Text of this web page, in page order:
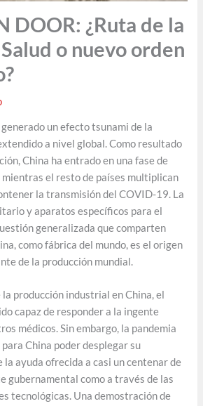
DOOR: ¿Ruta de la
o nuevo orden
un efecto tsunami de la
a nivel global. Como resultado
China ha entrado en una fase de
el resto de países multiplican
la transmisión del COVID-19. La
y aparatos específicos para el
generalizada que comparten
como fábrica del mundo, es el origen
de la producción mundial.
producción industrial en China, el
capaz de responder a la ingente
médicos. Sin embargo, la pandemia
China poder desplegar su
la ayuda ofrecida a casi un centenar de
gubernamental como a través de las
tecnológicas. Una demostración de